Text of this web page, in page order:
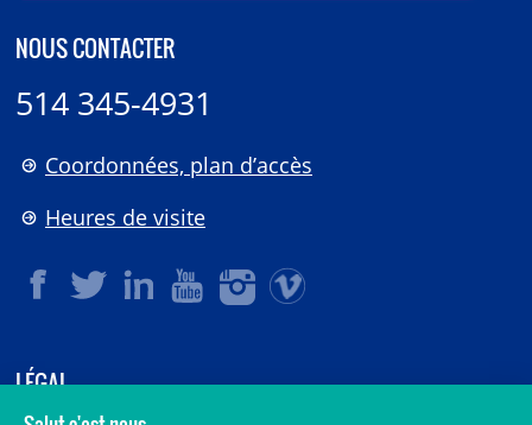
NOUS CONTACTER
514 345-4931
Coordonnées, plan d’accès
Heures de visite
LÉGAL